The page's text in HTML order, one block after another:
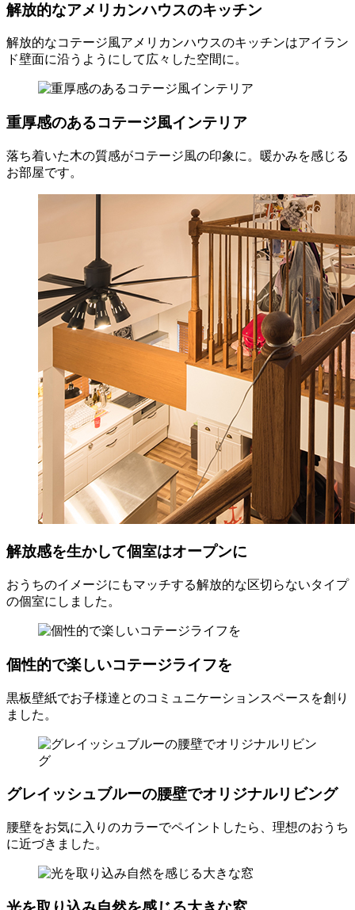
解放的なアメリカンハウスのキッチン
解放的なコテージ風アメリカンハウスのキッチンはアイラン
ド壁面に沿うようにして広々した空間に。
重厚感のあるコテージ風インテリア
落ち着いた木の質感がコテージ風の印象に。暖かみを感じる
お部屋です。
解放感を生かして個室はオープンに
おうちのイメージにもマッチする解放的な区切らないタイプ
の個室にしました。
個性的で楽しいコテージライフを
黒板壁紙でお子様達とのコミュニケーションスペースを創り
ました。
グレイッシュブルーの腰壁でオリジナルリビング
腰壁をお気に入りのカラーでペイントしたら、理想のおうち
に近づきました。